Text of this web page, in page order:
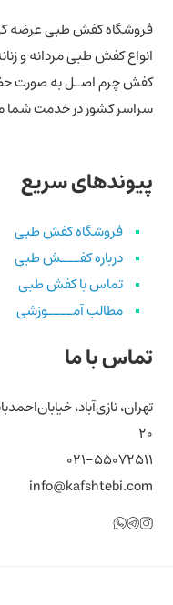
فروشگاه کفش طبی عرضه
انواع کفش‌ طبی مردانه و
کفش چرم اصـل به صورت
سراسر کشور در خدمت شما
پیوندهای سریع
فروشگاه کفش طبی
درباره کفـــش طبی
تماس با کفش طبی
مطالب آمــــوزشی
تماس با ما
تهران، نازی‌آباد،
۲۰
۰۲۱-۵۵۰۷۲۵۱۱
info@kafshtebi.com
اینستاگرام
تلگرام